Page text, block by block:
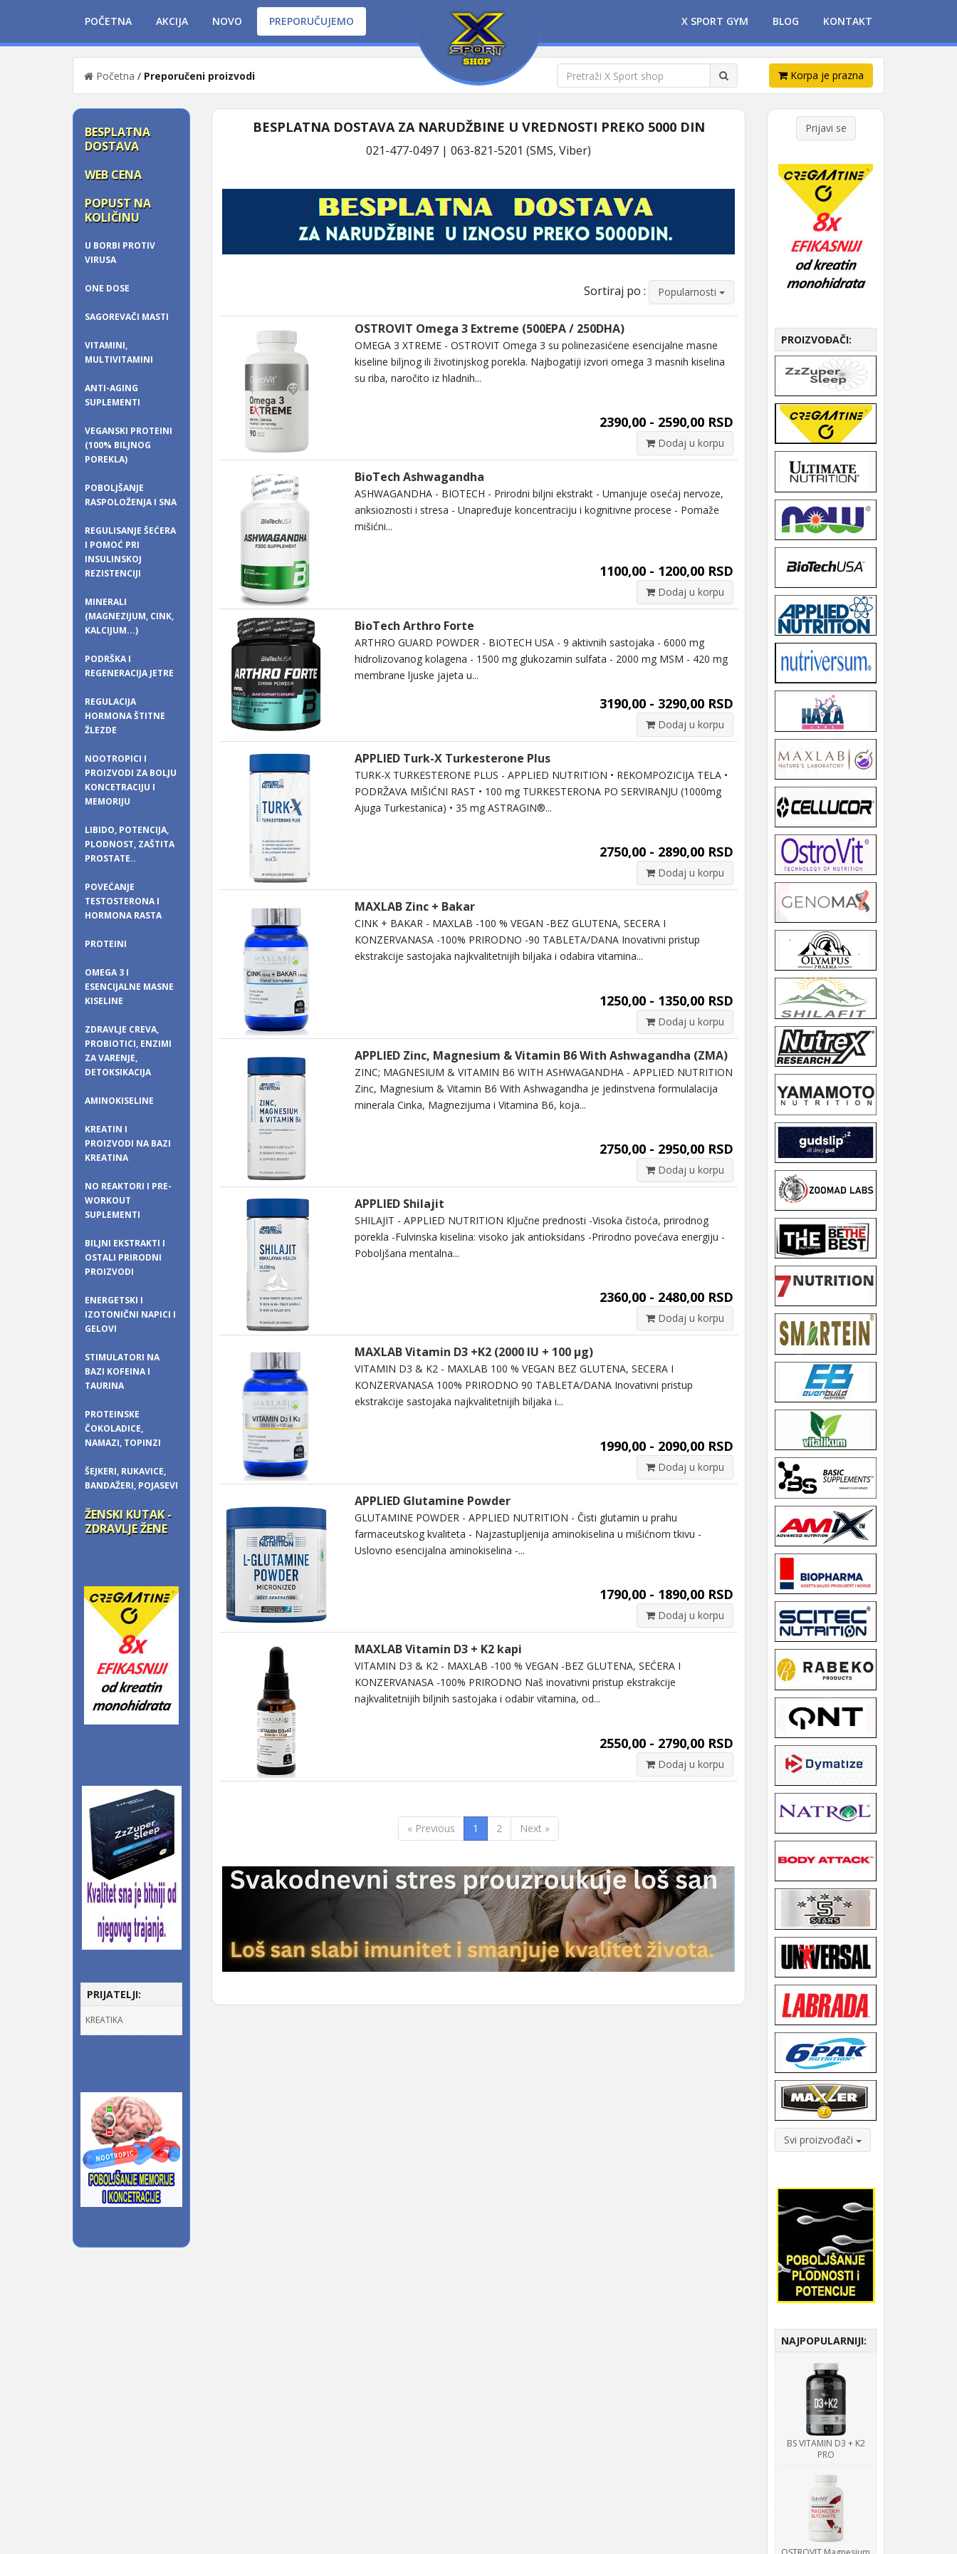
POČETNA AKCIJA NOVO PREPORUČUJEMO X SPORT GYM BLOG KONTAKT
Početna / Preporučeni proizvodi Korpa je prazna
BESPLATNA
DOSTAVA
WEB CENA
POPUST NA
KOLIČINU
U BORBI PROTIV
VIRUSA
ONE DOSE
SAGOREVAČI MASTI
VITAMINI,
MULTIVITAMINI
ANTI-AGING
SUPLEMENTI
VEGANSKI PROTEINI
(100% BILJNOG
POREKLA)
POBOLJŠANJE
RASPOLOŽENJA I SNA
REGULISANJE ŠEĆERA
I POMOĆ PRI
INSULINSKOJ
REZISTENCIJI
MINERALI
(MAGNEZIJUM, CINK,
KALCIJUM...)
PODRŠKA I
REGENERACIJA JETRE
REGULACIJA
HORMONA ŠTITNE
ŽLEZDE
NOOTROPICI I
PROIZVODI ZA BOLJU
KONCETRACIJU I
MEMORIJU
LIBIDO, POTENCIJA,
PLODNOST, ZAŠTITA
PROSTATE..
POVEĆANJE
TESTOSTERONA I
HORMONA RASTA
PROTEINI
OMEGA 3 I
ESENCIJALNE MASNE
KISELINE
ZDRAVLJE CREVA,
PROBIOTICI, ENZIMI
ZA VARENJE,
DETOKSIKACIJA
AMINOKISELINE
KREATIN I
PROIZVODI NA BAZI
KREATINA
NO REAKTORI I PRE-
WORKOUT
SUPLEMENTI
BILJNI EKSTRAKTI I
OSTALI PRIRODNI
PROIZVODI
ENERGETSKI I
IZOTONIČNI NAPICI I
GELOVI
STIMULATORI NA
BAZI KOFEINA I
TAURINA
PROTEINSKE
ČOKOLADICE,
NAMAZI, TOPINZI
ŠEJKERI, RUKAVICE,
BANDAŽERI, POJASEVI
ŽENSKI KUTAK -
ZDRAVLJE ŽENE
PRIJATELJI:
KREATIKA
BESPLATNA DOSTAVA ZA NARUDŽBINE U VREDNOSTI PREKO 5000 DIN
021-477-0497 | 063-821-5201 (SMS, Viber)
Sortiraj po : Popularnosti
OSTROVIT Omega 3 Extreme (500EPA / 250DHA)
OMEGA 3 XTREME - OSTROVIT Omega 3 su polinezasićene esencijalne masne
kiseline biljnog ili životinjskog porekla. Najbogatiji izvori omega 3 masnih kiselina
su riba, naročito iz hladnih...
2390,00 - 2590,00 RSD
Dodaj u korpu
BioTech Ashwagandha
ASHWAGANDHA - BIOTECH - Prirodni biljni ekstrakt - Umanjuje osećaj nervoze,
anksioznosti i stresa - Unapređuje koncentraciju i kognitivne procese - Pomaže
mišićni...
1100,00 - 1200,00 RSD
Dodaj u korpu
BioTech Arthro Forte
ARTHRO GUARD POWDER - BIOTECH USA - 9 aktivnih sastojaka - 6000 mg
hidrolizovanog kolagena - 1500 mg glukozamin sulfata - 2000 mg MSM - 420 mg
membrane ljuske jajeta u...
3190,00 - 3290,00 RSD
Dodaj u korpu
APPLIED Turk-X Turkesterone Plus
TURK-X TURKESTERONE PLUS - APPLIED NUTRITION • REKOMPOZICIJA TELA •
PODRŽAVA MIŠIĆNI RAST • 100 mg TURKESTERONA PO SERVIRANJU (1000mg
Ajuga Turkestanica) • 35 mg ASTRAGIN®...
2750,00 - 2890,00 RSD
Dodaj u korpu
MAXLAB Zinc + Bakar
CINK + BAKAR - MAXLAB -100 % VEGAN -BEZ GLUTENA, SECERA I
KONZERVANASA -100% PRIRODNO -90 TABLETA/DANA Inovativni pristup
ekstrakcije sastojaka najkvalitetnijih biljaka i odabira vitamina...
1250,00 - 1350,00 RSD
Dodaj u korpu
APPLIED Zinc, Magnesium & Vitamin B6 With Ashwagandha (ZMA)
ZINC; MAGNESIUM & VITAMIN B6 WITH ASHWAGANDHA - APPLIED NUTRITION
Zinc, Magnesium & Vitamin B6 With Ashwagandha je jedinstvena formulalacija
minerala Cinka, Magnezijuma i Vitamina B6, koja...
2750,00 - 2950,00 RSD
Dodaj u korpu
APPLIED Shilajit
SHILAJIT - APPLIED NUTRITION Ključne prednosti -Visoka čistoća, prirodnog
porekla -Fulvinska kiselina: visoko jak antioksidans -Prirodno povećava energiju -
Poboljšana mentalna...
2360,00 - 2480,00 RSD
Dodaj u korpu
MAXLAB Vitamin D3 +K2 (2000 IU + 100 µg)
VITAMIN D3 & K2 - MAXLAB 100 % VEGAN BEZ GLUTENA, SECERA I
KONZERVANASA 100% PRIRODNO 90 TABLETA/DANA Inovativni pristup
ekstrakcije sastojaka najkvalitetnijih biljaka i...
1990,00 - 2090,00 RSD
Dodaj u korpu
APPLIED Glutamine Powder
GLUTAMINE POWDER - APPLIED NUTRITION - Čisti glutamin u prahu
farmaceutskog kvaliteta - Najzastupljenija aminokiselina u mišićnom tkivu -
Uslovno esencijalna aminokiselina -...
1790,00 - 1890,00 RSD
Dodaj u korpu
MAXLAB Vitamin D3 + K2 kapi
VITAMIN D3 & K2 - MAXLAB -100 % VEGAN -BEZ GLUTENA, SEĆERA I
KONZERVANASA -100% PRIRODNO Naš inovativni pristup ekstrakcije
najkvalitetnijih biljnih sastojaka i odabir vitamina, od...
2550,00 - 2790,00 RSD
Dodaj u korpu
« Previous 1 2 Next »
Prijavi se
PROIZVOĐAČI:
Svi proizvođači
NAJPOPULARNIJI:
BS VITAMIN D3 + K2
PRO